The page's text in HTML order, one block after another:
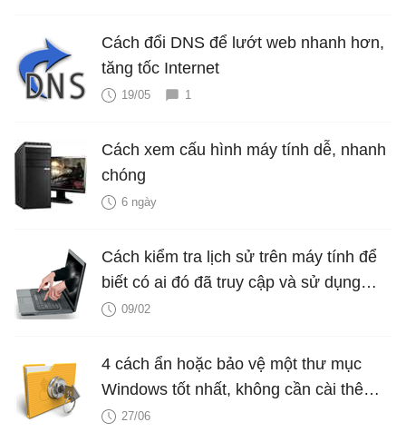
Cách đổi DNS để lướt web nhanh hơn,
tăng tốc Internet
19/05 1
Cách xem cấu hình máy tính dễ, nhanh
chóng
6 ngày
Cách kiểm tra lịch sử trên máy tính để
biết có ai đó đã truy cập và sử dụng
máy tính của bạn?
09/02
4 cách ẩn hoặc bảo vệ một thư mục
Windows tốt nhất, không cần cài thêm
phần mềm
27/06